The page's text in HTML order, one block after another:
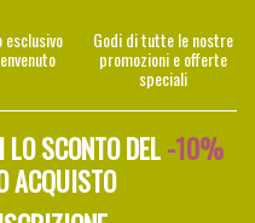
Godi di tutte le nostre
promozioni e offerte
speciali
SCONTO DEL-10%
ACQUISTO